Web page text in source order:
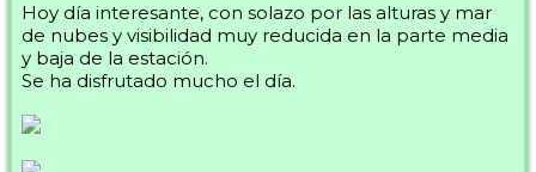
Hoy día interesante, con solazo por las alturas y mar
de nubes y visibilidad muy reducida en la parte media
y baja de la estación.
Se ha disfrutado mucho el día.